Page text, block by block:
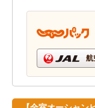
航